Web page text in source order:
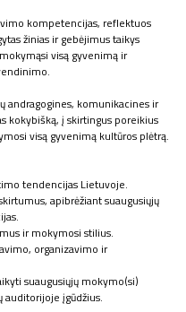
kompetencijas, reflektuos
žinias ir gebėjimus taikys
visą gyvenimą ir
komunikacines ir
kokybišką, į skirtingus poreikius
visą gyvenimą kultūros plėtrą.
tendencijas Lietuvoje.
apibrėžiant suaugusiųjų
ir mokymosi stilius.
organizavimo ir
suaugusiųjų mokymo(si)
įgūdžius.